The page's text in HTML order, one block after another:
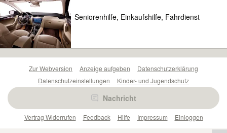
Seniorenhilfe, Einkaufshilfe, Fahrdienst
Nachricht
Zur Webversion Anzeige aufgeben
Datenschutzerklärung
Datenschutzeinstellungen
Kinder- und Jugendschutz
Barrierefreiheitserklärung
Vertrag Widerrufen
Feedback Hilfe Impressum Einloggen